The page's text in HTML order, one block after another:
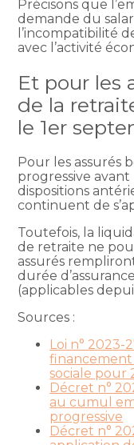
Précisons que
demande du
l’incompatibilité
avec l’activité
Et pour les
de la
le 1er
Pour les assurés
progressive
dispositions
continuent de
Toutefois, la
de retraite ne
assurés
durée
(applicables
Sources :
Loi n° 2023-
financement
sociale pour
Décret n°
au cumul
progressive
Décret n°